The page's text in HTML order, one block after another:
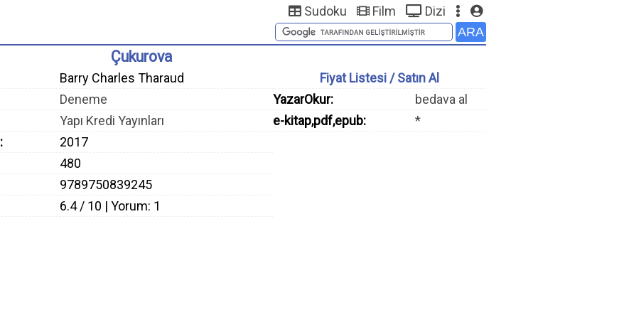
Sudoku Film Dizi
Çukurova
Barry Charles Tharaud
Deneme
Yapı Kredi Yayınları
2017
480
9789750839245
6.4 / 10 | Yorum: 1
Fiyat Listesi / Satın Al
YazarOkur:
bedava al
e-kitap,pdf,epub:
*